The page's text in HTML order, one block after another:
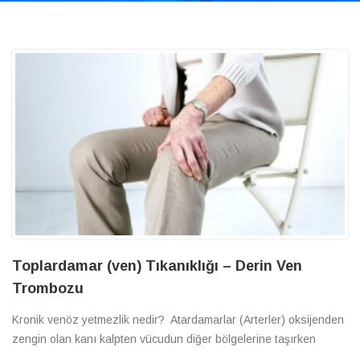
Toplardamar (ven) Tıkanıklığı – Derin Ven
Trombozu
Kronik venöz yetmezlik nedir? Atardamarlar (Arterler) oksijenden
zengin olan kanı kalpten vücudun diğer bölgelerine taşırken